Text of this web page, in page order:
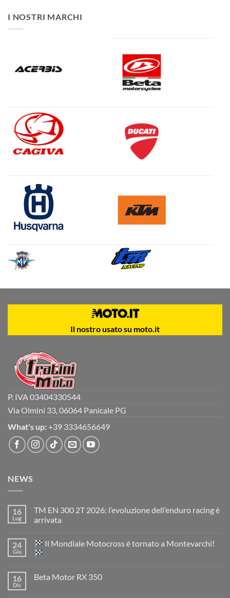
I NOSTRI MARCHI
Il nostro usato su moto.it
P. IVA 03404330544
Via Olmini 33, 06064 Panicale PG
What's up: +39 3334656649
NEWS
16
Lug
TM EN 300 2T 2026: l’evoluzione dell’enduro racing è
arrivata
su
TM
EN
2026:
24
Giu
Il Mondiale Motocross è tornato a Montevarchi!
su
16
Dic
Beta Motor RX 350